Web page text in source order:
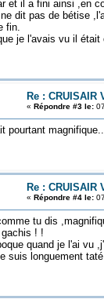
et il a fini ainsi ,en
dit pas de bétise
fin.
je l'avais vu il
Re : CRUISAIR
« Répondre #3 le:07
pourtant
Re : CRUISAIR
« Répondre #4 le:07
tu dis
! !
quand je l'ai vu
suis longuement